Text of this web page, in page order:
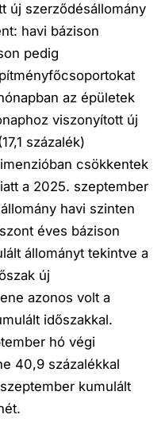
új szerződésállomány
havi bázison
pedig
az épületek
viszonyított új
százalék)
csökkentek
a 2025. szeptember
havi szinten
éves bázison
állományt tekintve a
új
azonos volt a
időszakkal.
hó végi
40,9 százalékkal
kumulált